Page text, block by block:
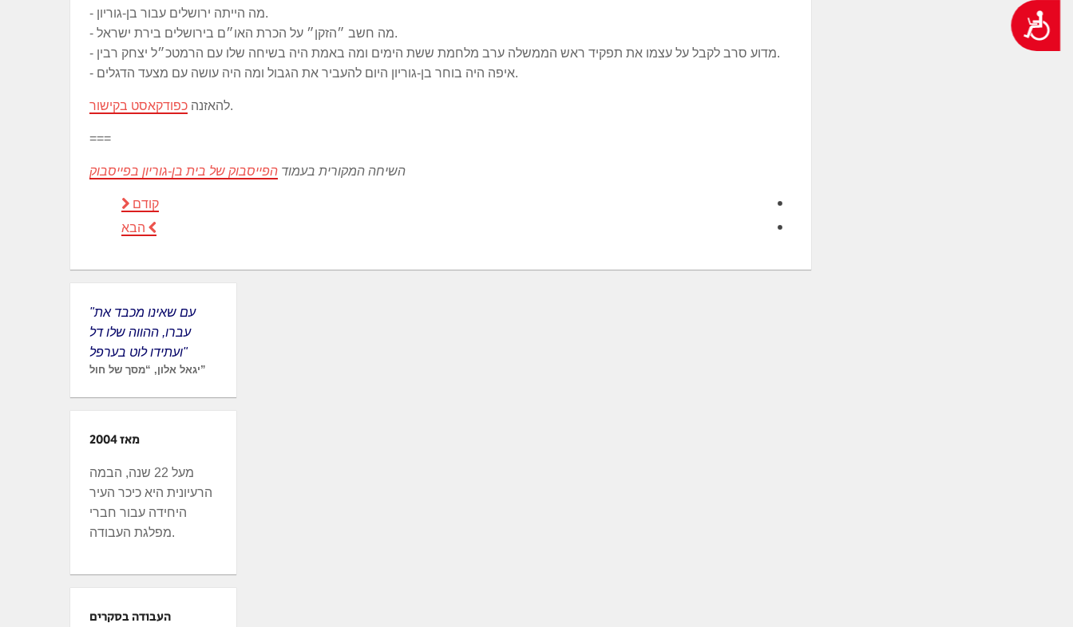
נגישות
- מה הייתה ירושלים עבור בן-גוריון.
- מה חשב ״הזקן״ על הכרת האו״ם בירושלים בירת ישראל.
- מדוע סרב לקבל על עצמו את תפקיד ראש הממשלה ערב מלחמת ששת הימים ומה באמת היה בשיחה שלו עם הרמטכ״ל יצחק רבין.
- איפה היה בוחר בן-גוריון היום להעביר את הגבול ומה היה עושה עם מצעד הדגלים.
להאזנה כפודקאסט בקישור .
===
השיחה המקורית בעמוד הפייסבוק של בית בן-גוריון בפייסבוק
קודם
הבא
"עם שאינו מכבד את
עברו, ההווה שלו דל
ועתידו לוט בערפל"
יגאל אלון, “מסך של חול”
מאז 2004
מעל 22 שנה, הבמה
הרעיונית היא כיכר העיר
היחידה עבור חברי
מפלגת העבודה.
העבודה בסקרים